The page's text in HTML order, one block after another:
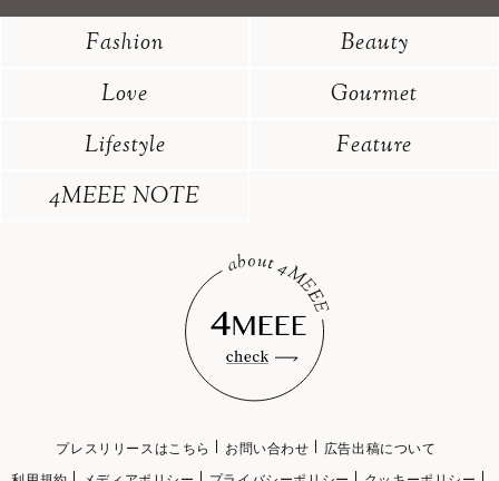
Fashion
Beauty
Love
Gourmet
Lifestyle
Feature
4MEEE NOTE
プレスリリースはこちら お問い合わせ
広告出稿について